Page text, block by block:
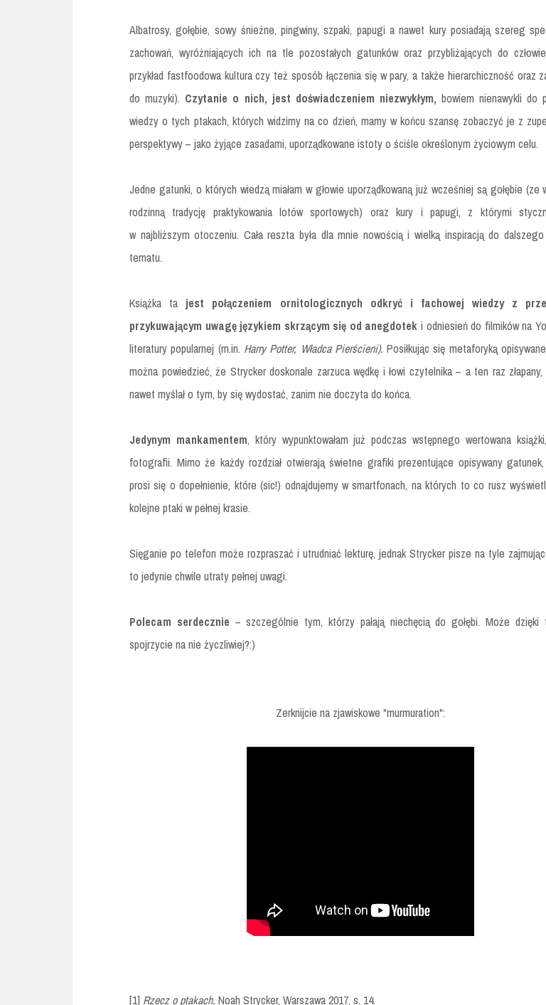
Albatrosy, gołębie, sowy śnieżne, pingwiny, szpaki, papugi a nawet kury posiadają szereg
zachowań, wyróżniających ich na tle pozostałych gatunków oraz przybliżających do
przykład fastfoodowa kultura czy też sposób łączenia się w pary, a także hierarchiczność oraz
do muzyki). Czytanie o nich, jest doświadczeniem niezwykłym,bowiem nienawykli do
wiedzy o tych ptakach, których widzimy na co dzień, mamy w końcu szansę zobaczyć je z
perspektywy – jako żyjące zasadami, uporządkowane istoty o ściśle określonym życiowym celu.
Jedne gatunki, o których wiedzą miałam w głowie uporządkowaną już wcześniej są gołębie (ze
rodzinną tradycję praktykowania lotów sportowych) oraz kury i papugi, z którymi
w najbliższym otoczeniu. Cała reszta była dla mnie nowością i wielką inspiracją do dalszego
tematu.
Książka ta jest połączeniem ornitologicznych odkryć i fachowej wiedzy z
przykuwającym uwagę językiem skrzącym się od anegdotek i odniesień do filmików na
literatury popularnej (m.in. Harry Potter, Władca Pierścieni).Posiłkując się metaforyką
można powiedzieć, że Strycker doskonale zarzuca wędkę i łowi czytelnika – a ten raz
nawet myślał o tym, by się wydostać, zanim nie doczyta do końca.
Jedynym mankamentem, który wypunktowałam już podczas wstępnego wertowana
fotografii. Mimo że każdy rozdział otwierają świetne grafiki prezentujące opisywany gatunek,
prosi się o dopełnienie, które (sic!) odnajdujemy w smartfonach, na których to co rusz
kolejne ptaki w pełnej krasie.
Sięganie po telefon może rozpraszać i utrudniać lekturę, jednak Strycker pisze na tyle
to jedynie chwile utraty pełnej uwagi.
Polecam serdecznie – szczególnie tym, którzy pałają niechęcią do gołębi. Może dzięki
spojrzycie na nie życzliwiej?:)
Zerknijcie na zjawiskowe "murmuration":
[1] Rzecz o ptakach, Noah Strycker, Warszawa 2017, s. 14.